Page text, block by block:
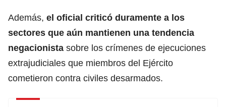
Además, el oficial criticó duramente a los
sectores que aún mantienen una tendencia
negacionista sobre los crímenes de ejecuciones
extrajudiciales que miembros del Ejército
cometieron contra civiles desarmados.